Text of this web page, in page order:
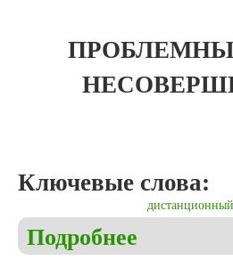
Ключевые слова:
Подробнее